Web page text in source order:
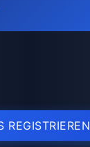
REGISTRIEREN